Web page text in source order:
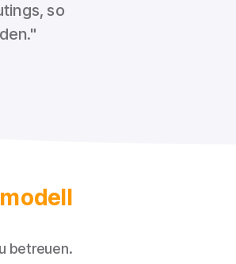
so
betreuen.